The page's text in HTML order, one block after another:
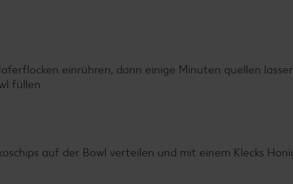
einrühren, dann einige Minuten quellen
füllen.
auf der Bowl verteilen und mit einem Klecks